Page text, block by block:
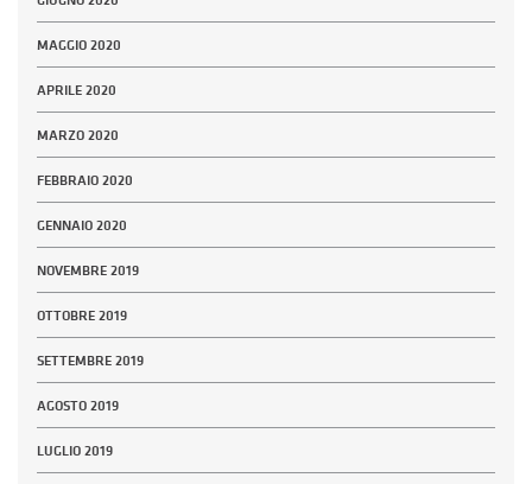
MAGGIO 2020
APRILE 2020
MARZO 2020
FEBBRAIO 2020
GENNAIO 2020
NOVEMBRE 2019
OTTOBRE 2019
SETTEMBRE 2019
AGOSTO 2019
LUGLIO 2019